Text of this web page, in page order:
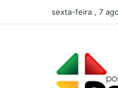
sexta-feira , 7